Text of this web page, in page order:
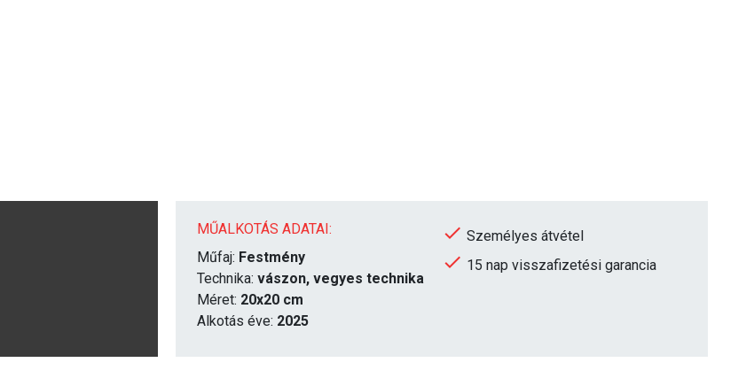
MŰALKOTÁS ADATAI:
Műfaj: Festmény
Technika: vászon, vegyes technika
Méret: 20x20 cm
Alkotás éve: 2025
Személyes átvétel
15 nap visszafizetési garancia